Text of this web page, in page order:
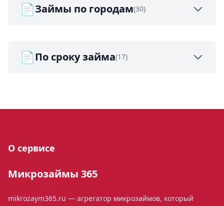
📄Займы по городам(30)
📄По сроку займа(17)
О сервисе
Микрозаймы 365
mikrozaym365.ru — агрегатор микрозаймов, который